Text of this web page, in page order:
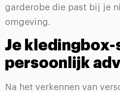
garderobe die past bij je
omgeving.
Je
persoonlijk
Na het verkennen van